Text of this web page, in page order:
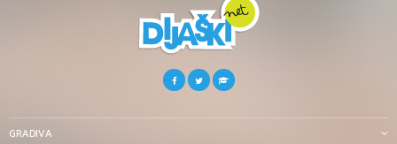
GRADIVA